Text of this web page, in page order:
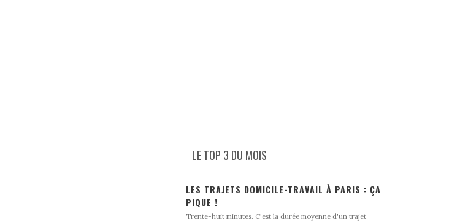
LE TOP 3 DU MOIS
LES TRAJETS DOMICILE-TRAVAIL À PARIS : ÇA
PIQUE !
Trente-huit minutes. C'est la durée moyenne d'un trajet